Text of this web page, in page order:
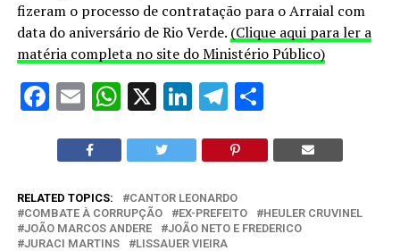
fizeram o processo de contratação para o Arraial com
data do aniversário de Rio Verde. (Clique aqui para ler a
matéria completa no site do Ministério Público)
Facebook
EmailWhatsApp
X LinkedIn
Telegram
Share
RELATED TOPICS:
CANTOR LEONARDO
COMBATE À CORRUPÇÃO
EX-PREFEITO
HEULER CRUVINEL
JOÃO MARCOS ANDERE
JOÃO NETO E FREDERICO
JURACI MARTINS
LISSAUER VIEIRA